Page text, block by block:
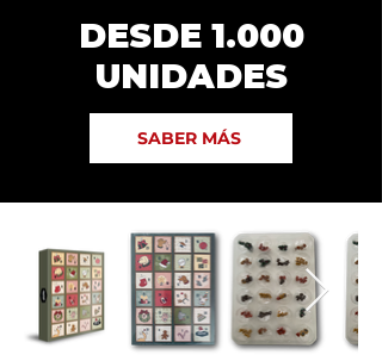
DESDE 1.000
UNIDADES
SABER MÁS